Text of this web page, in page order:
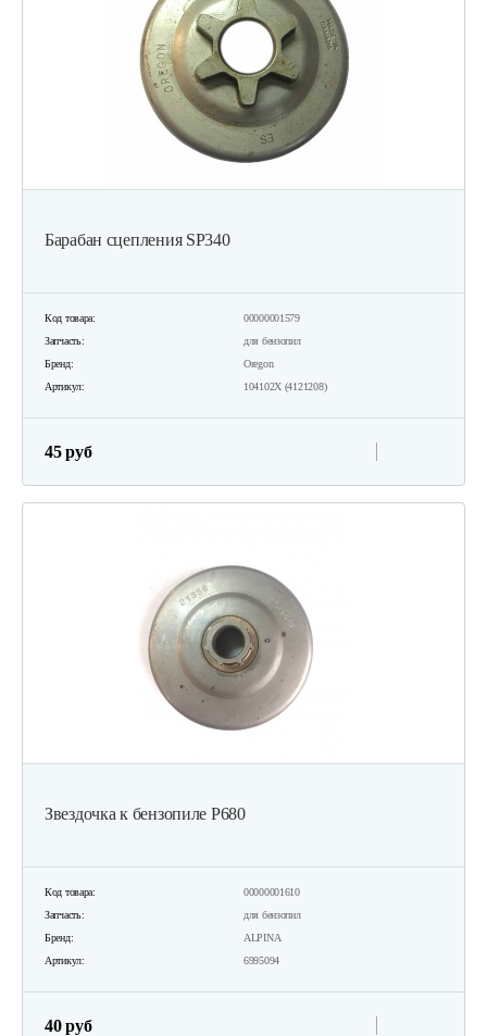
Барабан сцепления SР340
Код товара:
00000001579
Запчасть:
для бензопил
Бренд:
Oregon
Артикул:
104102Х (4121208)
45 руб
Звездочка к бензопиле Р680
Код товара:
00000001610
Запчасть:
для бензопил
Бренд:
ALPINA
Артикул:
6995094
40 руб